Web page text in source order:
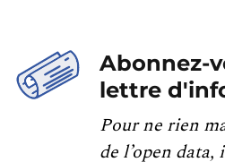
Abonnez-
lettre
Pour ne rien
de l’open